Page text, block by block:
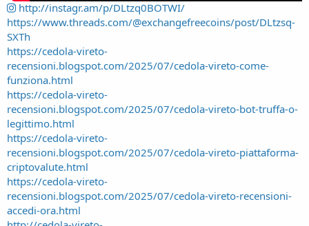
http://instagr.am/p/DLtzq0BOTWI/
https://www.threads.com/@exchangefreecoins/post/DLtzsq-
SXTh
https://cedola-vireto-
recensioni.blogspot.com/2025/07/cedola-vireto-come-
funziona.html
https://cedola-vireto-
recensioni.blogspot.com/2025/07/cedola-vireto-bot-truffa-o-
legittimo.html
https://cedola-vireto-
recensioni.blogspot.com/2025/07/cedola-vireto-piattaforma-
criptovalute.html
https://cedola-vireto-
recensioni.blogspot.com/2025/07/cedola-vireto-recensioni-
accedi-ora.html